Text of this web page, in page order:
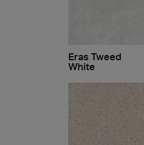
Eras Tweed
White